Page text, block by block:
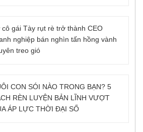
cô gái Tày rụt rè trở thành CEO
nghiệp bán nghìn tấn hồng vành
treo gió
CON SÓI NÀO TRONG BẠN? 5
RÈN LUYỆN BẢN LĨNH VƯỢT
ÁP LỰC THỜI ĐẠI SỐ